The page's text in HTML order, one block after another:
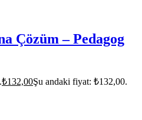
Çözüm – Pedagog
₺132,00Şu andaki fiyat: ₺132,00.